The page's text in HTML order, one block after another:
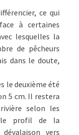
ce qui
à certaines
lesquelles la
de pêcheurs
dans le doute,
le deuxième été
5 cm. Il restera
selon les
le profil de la
vers